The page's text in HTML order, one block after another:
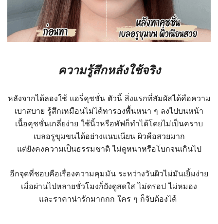
ความรู้สึกหลังใช้จริง
หลังจากได้ลองใช้ แอรี่คุชชั่น ตัวนี้ สิ่งแรกที่สัมผัสได้คือความ
เบาสบาย รู้สึกเหมือนไม่ได้ทารองพื้นหนา ๆ ลงไปบนหน้า
เนื้อคุชชั่นเกลี่ยง่าย ใช้นิ้วหรือพัฟก็ทำได้โดยไม่เป็นคราบ
เบลอรูขุมขนได้อย่างแนบเนียน ผิวคือสวยมาก
แต่ยังคงความเป็นธรรมชาติ ไม่ดูหนาหรือโบกจนเกินไป
อีกจุดที่ชอบคือเรื่องความคุมมัน ระหว่างวันผิวไม่มันเยิ้มง่าย
เมื่อผ่านไปหลายชั่วโมงก็ยังดูสดใส ไม่ดรอป ไม่หมอง
และราคาน่ารักมากกก ใคร ๆ ก็จับต้องได้